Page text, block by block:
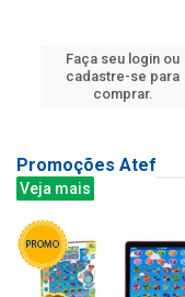
Faça seu login ou
cadastre-se para
comprar.
Promoções Atef
Veja mais